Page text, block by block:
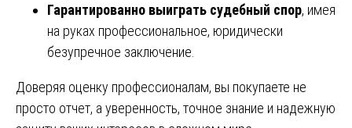
Гарантированно выиграть судебный спор, имея
на руках профессиональное, юридически
безупречное заключение.
Доверяя оценку профессионалам, вы покупаете не
просто отчет, а уверенность, точное знание и надежную